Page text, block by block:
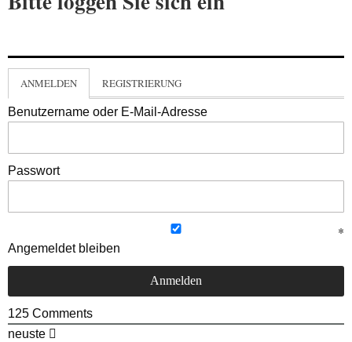
ANMELDEN REGISTRIERUNG
Benutzername oder E-Mail-Adresse
Passwort
Angemeldet bleiben
125 Comments
neuste